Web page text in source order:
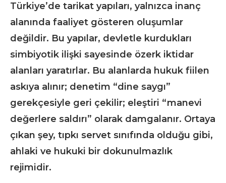
Türkiye’de tarikat yapıları, yalnızca inanç
alanında faaliyet gösteren oluşumlar
değildir. Bu yapılar, devletle kurdukları
simbiyotik ilişki sayesinde özerk iktidar
alanları yaratırlar. Bu alanlarda hukuk fiilen
askıya alınır; denetim “dine saygı”
gerekçesiyle geri çekilir; eleştiri “manevi
değerlere saldırı” olarak damgalanır. Ortaya
çıkan şey, tıpkı servet sınıfında olduğu gibi,
ahlaki ve hukuki bir dokunulmazlık
rejimidir.